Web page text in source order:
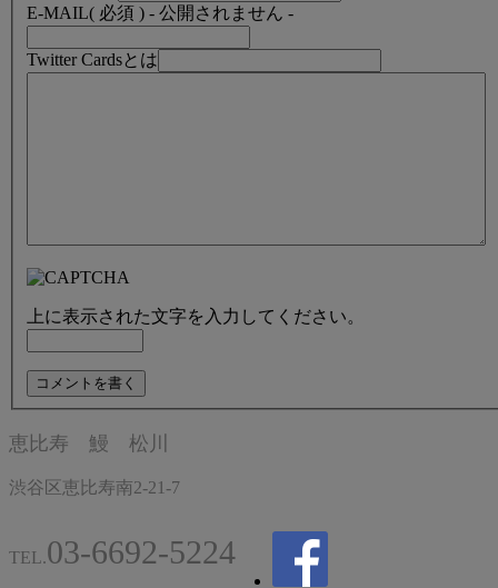
E-MAIL( 必須 ) - 公開されません -
Twitter Cardsとは
上に表示された文字を入力してください。
恵比寿 鰻 松川
渋谷区恵比寿南2-21-7
TEL.03-6692-5224